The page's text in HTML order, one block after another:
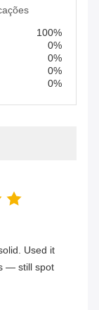
100%
0%
0%
0%
0%
Used it
— still spot